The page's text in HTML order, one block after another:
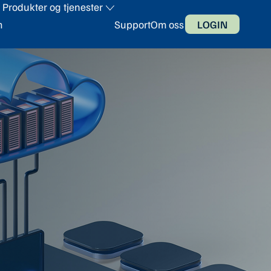
Produkter og tjenester
SupportOm oss LOGIN